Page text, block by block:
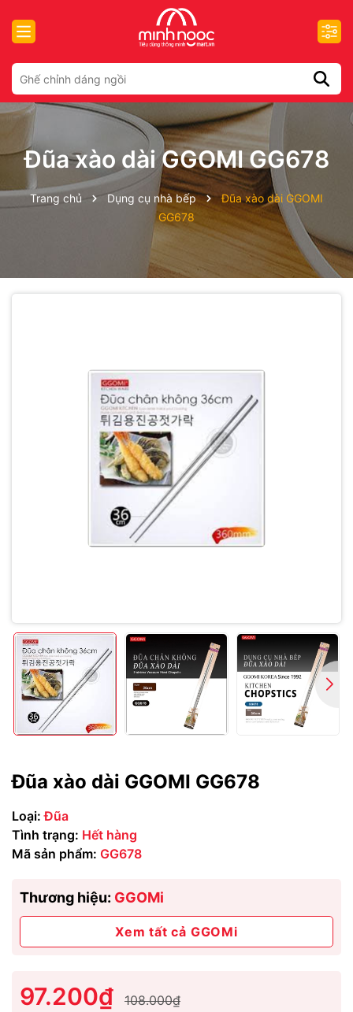
Đũa xào dài GGOMI GG678
Trang chủ Dụng cụ nhà bếp
Đũa xào dài GGOMI
GG678
Đũa xào dài GGOMI GG678
Loại: Đũa
Tình trạng: Hết hàng
Mã sản phẩm: GG678
Thương hiệu: GGOMi
Xem tất cả GGOMi
97.200₫ 108.000₫